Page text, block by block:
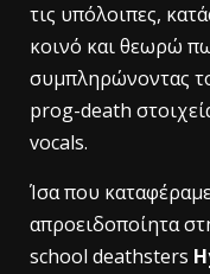
τις υπόλοιπες,
κοινό και θεωρώ
συμπληρώνοντας
prog-death
vocals.
Ίσα που
απροειδοποίητα
school deathsters